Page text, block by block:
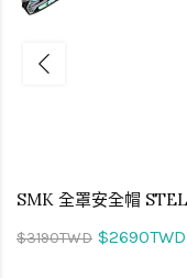
$3190TWD $2690TWD